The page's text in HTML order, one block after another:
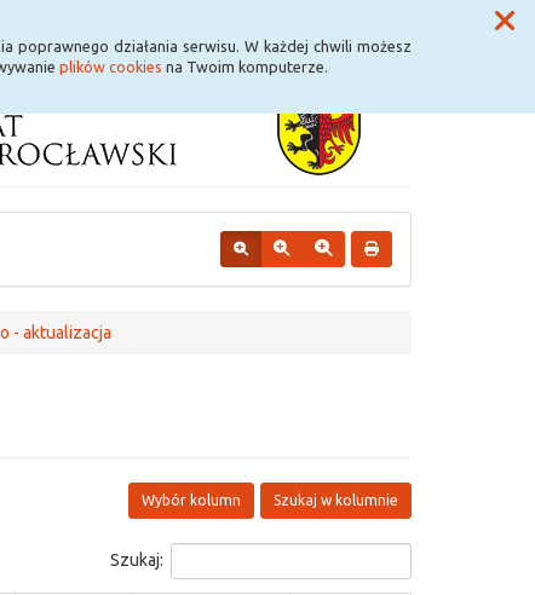
poprawnego działania serwisu. W każdej chwili możesz
plików cookies na Twoim komputerze.
- aktualizacja
Szukaj w kolumnie
Wybór kolumn
Szukaj: